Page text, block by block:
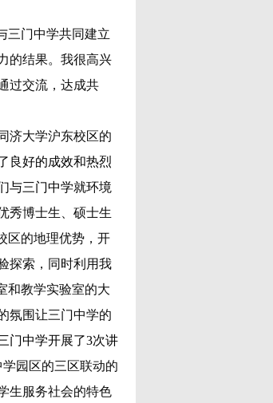
三门中学共同建立
的结果。我很高兴
过交流，达成共
济大学沪东校区的
良好的成效和热烈
与三门中学就环境
秀博士生、硕士生
区的地理优势，开
探索，同时利用我
和教学实验室的大
氛围让三门中学的
门中学开展了3次讲
园区的三区联动的
生服务社会的特色